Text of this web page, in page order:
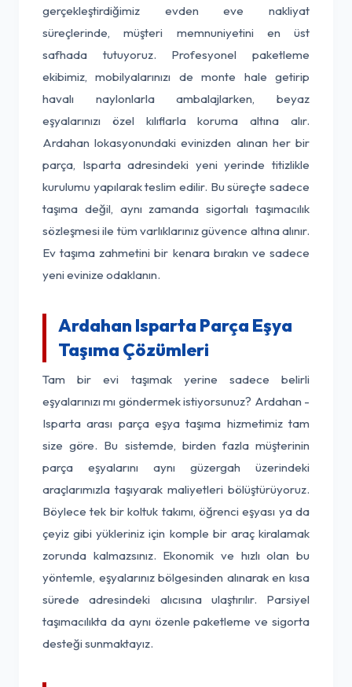
gerçekleştirdiğimiz evden eve nakliyat
süreçlerinde, müşteri memnuniyetini en üst
safhada tutuyoruz. Profesyonel paketleme
ekibimiz, mobilyalarınızı de monte hale getirip
havalı naylonlarla ambalajlarken, beyaz
eşyalarınızı özel kılıflarla koruma altına alır.
Ardahan lokasyonundaki evinizden alınan her bir
parça, Isparta adresindeki yeni yerinde titizlikle
kurulumu yapılarak teslim edilir. Bu süreçte sadece
taşıma değil, aynı zamanda sigortalı taşımacılık
sözleşmesi ile tüm varlıklarınız güvence altına alınır.
Ev taşıma zahmetini bir kenara bırakın ve sadece
yeni evinize odaklanın.
Ardahan Isparta Parça Eşya
Taşıma Çözümleri
Tam bir evi taşımak yerine sadece belirli
eşyalarınızı mı göndermek istiyorsunuz? Ardahan -
Isparta arası parça eşya taşıma hizmetimiz tam
size göre. Bu sistemde, birden fazla müşterinin
parça eşyalarını aynı güzergah üzerindeki
araçlarımızla taşıyarak maliyetleri bölüştürüyoruz.
Böylece tek bir koltuk takımı, öğrenci eşyası ya da
çeyiz gibi yükleriniz için komple bir araç kiralamak
zorunda kalmazsınız. Ekonomik ve hızlı olan bu
yöntemle, eşyalarınız bölgesinden alınarak en kısa
sürede adresindeki alıcısına ulaştırılır. Parsiyel
taşımacılıkta da aynı özenle paketleme ve sigorta
desteği sunmaktayız.